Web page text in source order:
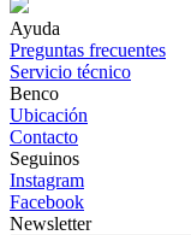
Ayuda
Preguntas frecuentes
Servicio técnico
Benco
Ubicación
Contacto
Seguinos
Instagram
Facebook
Newsletter